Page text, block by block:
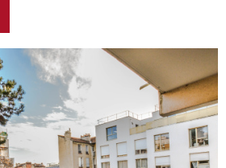
VILLE
Budget
BUDGET